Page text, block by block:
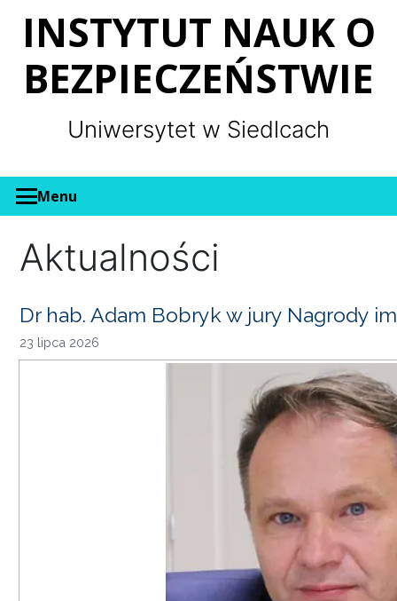
INSTYTUT NAUK O
BEZPIECZEŃSTWIE
Uniwersytet w Siedlcach
Menu
Aktualności
Dr hab. Adam Bobryk w jury Nagrody
23 lipca 2026